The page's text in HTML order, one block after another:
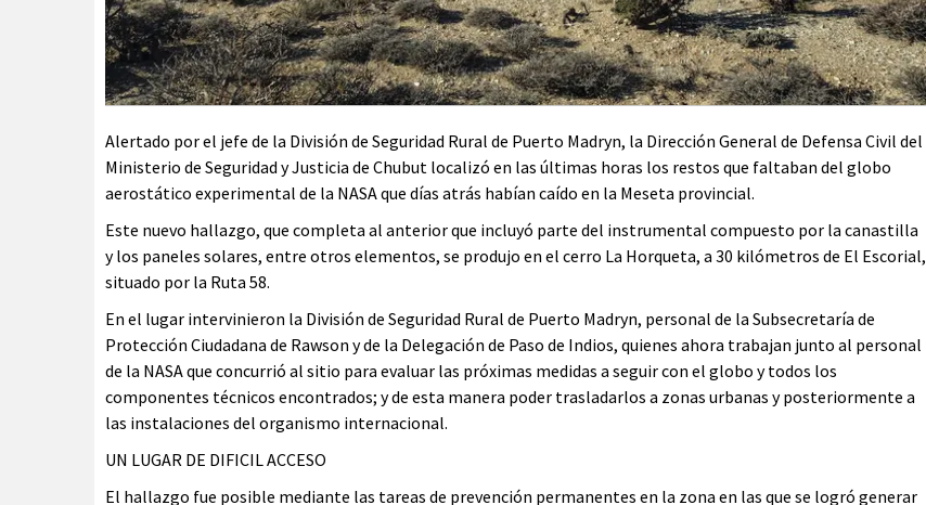
Alertado por el jefe de la División de Seguridad Rural de Puerto Madryn, la Dirección General de Defensa Civil del
Ministerio de Seguridad y Justicia de Chubut localizó en las últimas horas los restos que faltaban del globo
aerostático experimental de la NASA que días atrás habían caído en la Meseta provincial.
Este nuevo hallazgo, que completa al anterior que incluyó parte del instrumental compuesto por la canastilla
y los paneles solares, entre otros elementos, se produjo en el cerro La Horqueta, a 30 kilómetros de El Escorial,
situado por la Ruta 58.
En el lugar intervinieron la División de Seguridad Rural de Puerto Madryn, personal de la Subsecretaría de
Protección Ciudadana de Rawson y de la Delegación de Paso de Indios, quienes ahora trabajan junto al personal
de la NASA que concurrió al sitio para evaluar las próximas medidas a seguir con el globo y todos los
componentes técnicos encontrados; y de esta manera poder trasladarlos a zonas urbanas y posteriormente a
las instalaciones del organismo internacional.
UN LUGAR DE DIFICIL ACCESO
El hallazgo fue posible mediante las tareas de prevención permanentes en la zona en las que se logró generar